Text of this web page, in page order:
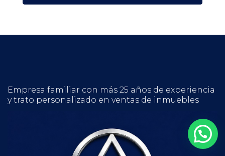
Empresa familiar con más 25 años de experiencia
y trato personalizado en ventas de inmuebles